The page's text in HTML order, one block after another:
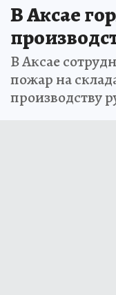
В Аксае
В Аксае
пожар на
производству